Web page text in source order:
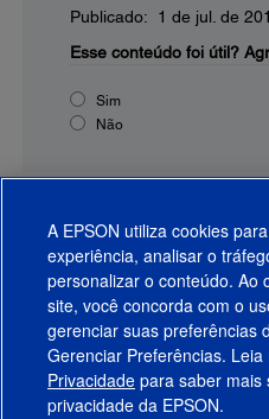
Publicado: 1 de jul. de
Esse conteúdo foi útil?
Sim
Não
Produtos
Suporte
A EPSON utiliza cookies
experiência, analisar o
personalizar o conteúdo. Ao
site, você concorda com o
gerenciar suas preferências
Gerenciar Preferências. Leia
Privacidade para saber mais
privacidade da EPSON.